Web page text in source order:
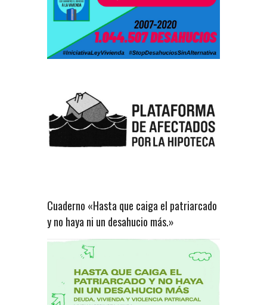
Cuaderno «Hasta que caiga el patriarcado
y no haya ni un desahucio más.»